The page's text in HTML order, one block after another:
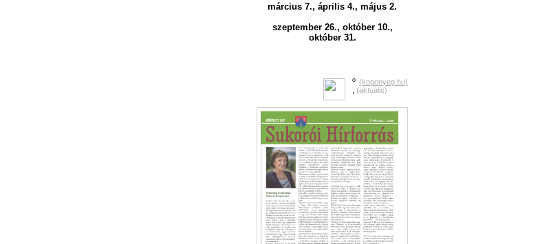
március 7., április 4., május 2.
szeptember 26., október 10.,
október 31.
o (koponyeg.hu)
(aktuális)